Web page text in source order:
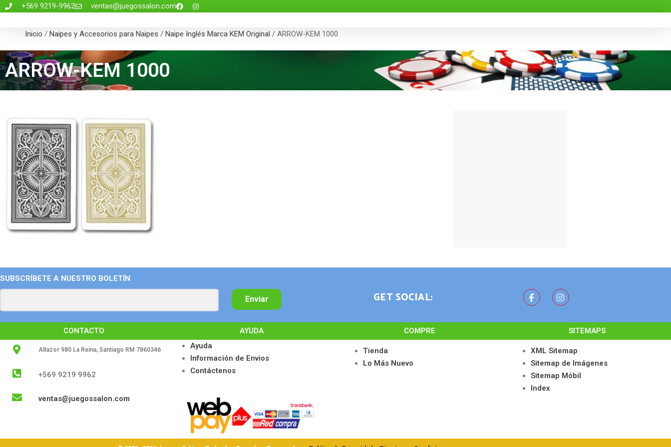
+569 9219-9962 ventas@juegossalon.com
Inicio / Naipes y Accesorios para Naipes / Naipe Inglés Marca KEM Original / ARROW-KEM 1000
ARROW-KEM 1000
SUBSCRÍBETE A NUESTRO BOLETÍN
Enviar GET SOCIAL:
CONTACTO AYUDA COMPRE SITEMAPS
Altazor 980 La Reina, Santiago RM 7860346
+569 9219 9962
ventas@juegossalon.com
Ayuda
Información de Envios
Contáctenos
Tienda
Lo Más Nuevo
XML Sitemap
Sitemap de Imágenes
Sitemap Móbil
Index